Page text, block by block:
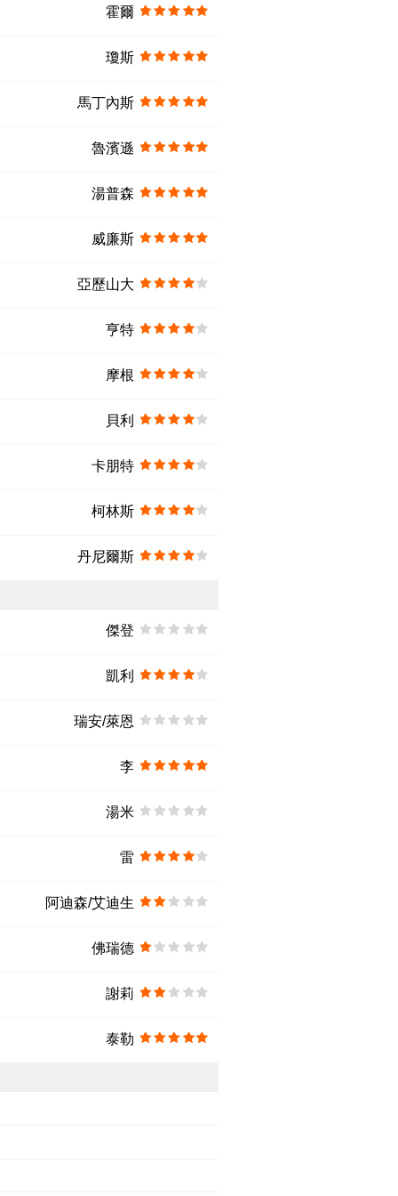
霍爾
瓊斯
馬丁內斯
魯濱遜
湯普森
威廉斯
亞歷山大
亨特
摩根
貝利
卡朋特
柯林斯
丹尼爾斯
傑登
凱利
瑞安/萊恩
李
湯米
雷
阿迪森/艾迪生
佛瑞德
謝莉
泰勒